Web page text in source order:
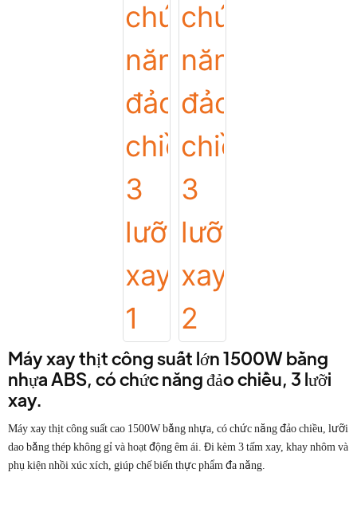
Máy xay thịt công suất lớn 1500W bằng
nhựa ABS, có chức năng đảo chiều, 3 lưỡi
xay.
Máy xay thịt công suất cao 1500W bằng nhựa, có chức năng đảo chiều, lưỡi
dao bằng thép không gỉ và hoạt động êm ái. Đi kèm 3 tấm xay, khay nhôm và
phụ kiện nhồi xúc xích, giúp chế biến thực phẩm đa năng.